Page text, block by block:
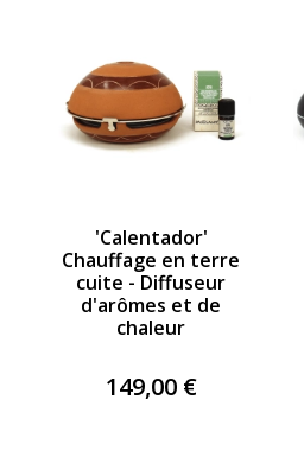
'Calentador'
Chauffage en terre
cuite - Diffuseur
d'arômes et de
chaleur
149,00 €